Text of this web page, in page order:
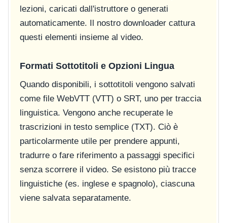
lezioni, caricati dall'istruttore o generati
automaticamente. Il nostro downloader cattura
questi elementi insieme al video.
Formati Sottotitoli e Opzioni Lingua
Quando disponibili, i sottotitoli vengono salvati
come file WebVTT (VTT) o SRT, uno per traccia
linguistica. Vengono anche recuperate le
trascrizioni in testo semplice (TXT). Ciò è
particolarmente utile per prendere appunti,
tradurre o fare riferimento a passaggi specifici
senza scorrere il video. Se esistono più tracce
linguistiche (es. inglese e spagnolo), ciascuna
viene salvata separatamente.